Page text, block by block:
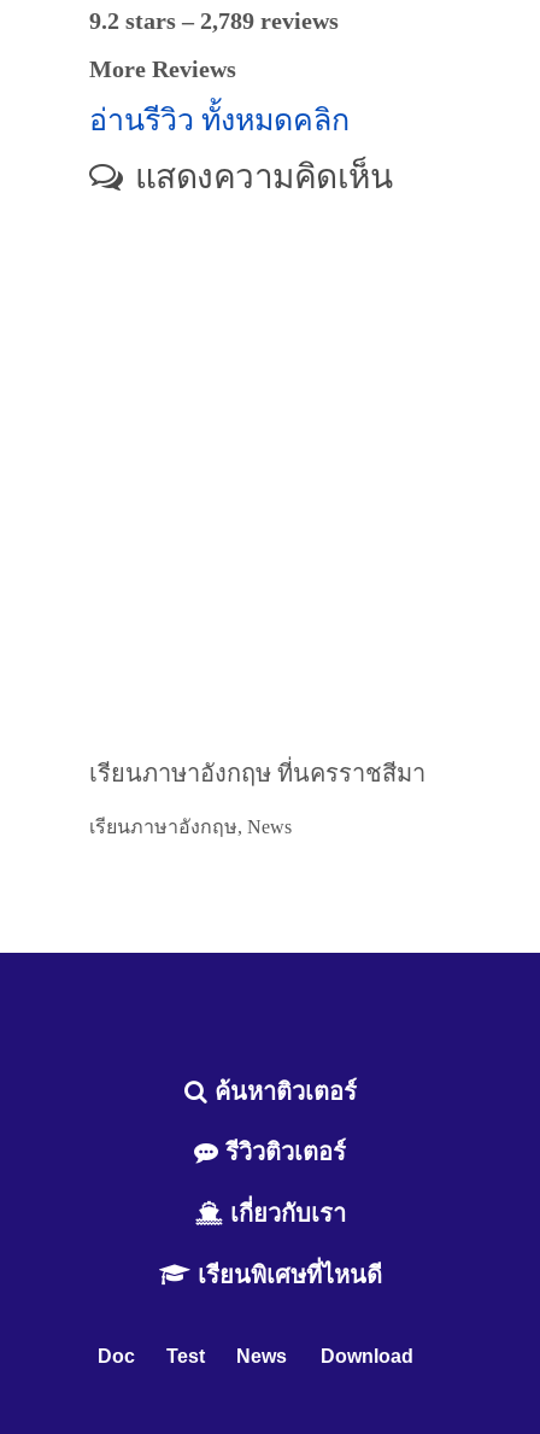
9.2 stars – 2,789 reviews
More Reviews
อ่านรีวิว ทั้งหมดคลิก
แสดงความคิดเห็น
เรียนภาษาอังกฤษ ที่นครราชสีมา
เรียนภาษาอังกฤษ, News
ค้นหาติวเตอร์
รีวิวติวเตอร์
เกี่ยวกับเรา
เรียนพิเศษที่ไหนดี
Doc Test News Download